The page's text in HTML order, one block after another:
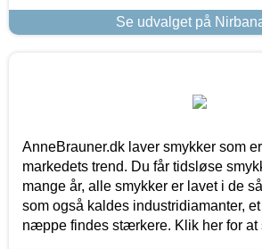
Se udvalget på
AnneBrauner.dk laver smykker som
markedets trend. Du får tidsløse
mange år, alle smykker er lavet i de
som også kaldes industridiamanter,
næppe findes stærkere. Klik her for at